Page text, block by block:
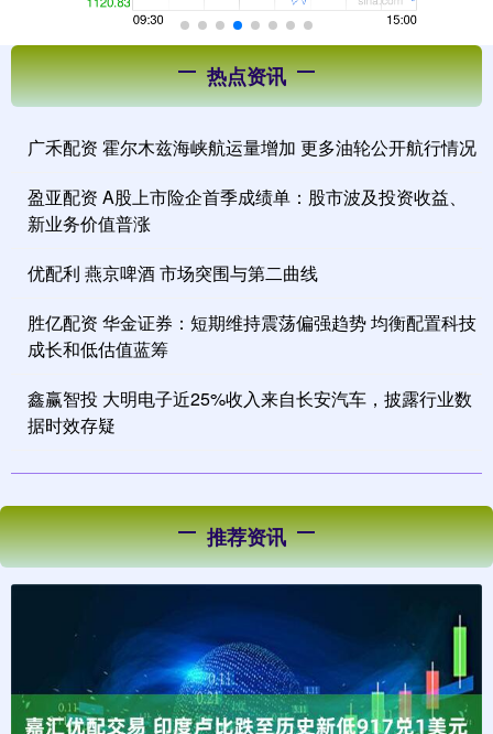
热点资讯
广禾配资 霍尔木兹海峡航运量增加 更多油轮公开航行情况
盈亚配资 A股上市险企首季成绩单：股市波及投资收益、
新业务价值普涨
优配利 燕京啤酒 市场突围与第二曲线
胜亿配资 华金证券：短期维持震荡偏强趋势 均衡配置科技
成长和低估值蓝筹
鑫赢智投 大明电子近25%收入来自长安汽车，披露行业数
据时效存疑
推荐资讯